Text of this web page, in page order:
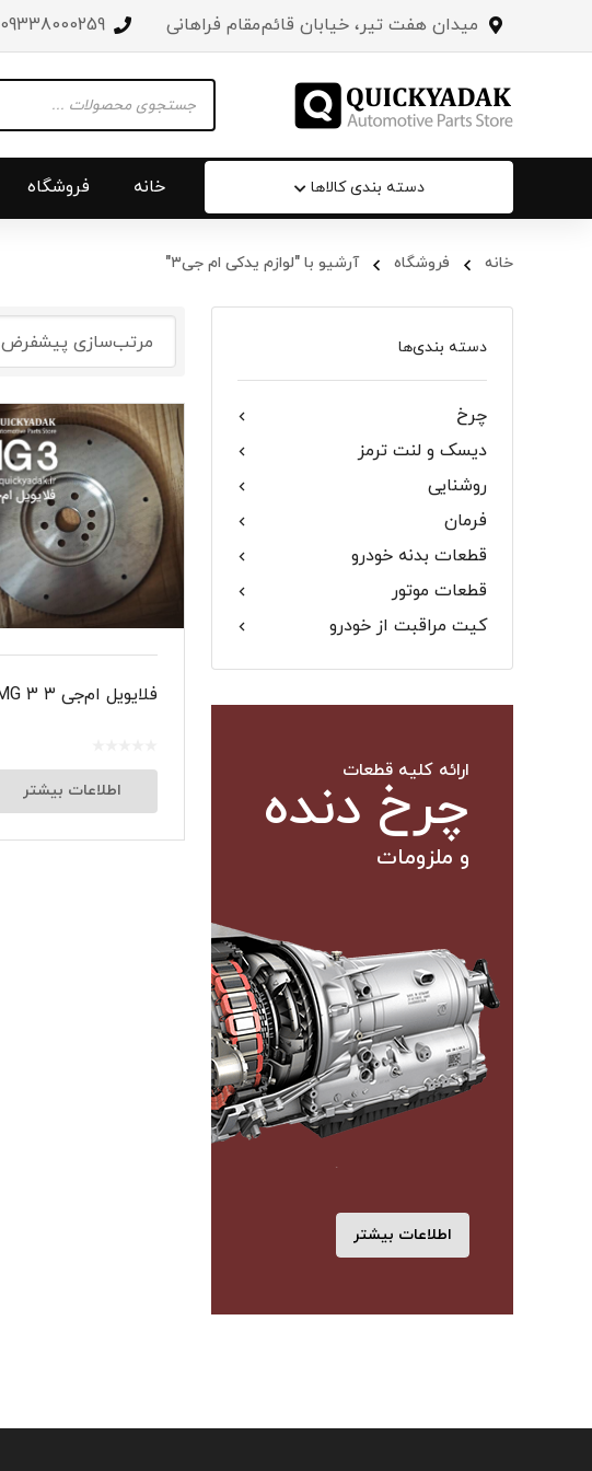
میدان هفت تیر، خیابان قائم‌مقام فراهانی 09338000259 / 02188326183
search
دسته بندی کالاها
جلو پنجره
درب خودرو
آینه‌ بغل
گلگیر
میل موج گیر
سیبک فرمان
خانه فروشگاه
خانه فروشگاه آرشیو با "لوازم یدکی ام جی۳"
دسته بندی‌ها
چرخ
دیسک و لنت ترمز
روشنایی
فرمان
قطعات بدنه خودرو
قطعات موتور
کیت مراقبت از خودرو
ارائه کلیه قطعات
چرخ دنده
و ملزومات
اطلاعات بیشتر
فلایویل ام‌جی ۳ MG 3
اطلاعات بیشتر